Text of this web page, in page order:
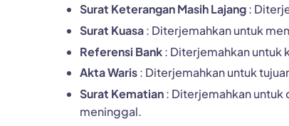
Surat Keterangan Masih Lajang:
Surat Kuasa: Diterjemahkan untuk
Referensi Bank: Diterjemahkan untuk
Akta Waris: Diterjemahkan untuk
Surat Kematian: Diterjemahkan untuk
meninggal.